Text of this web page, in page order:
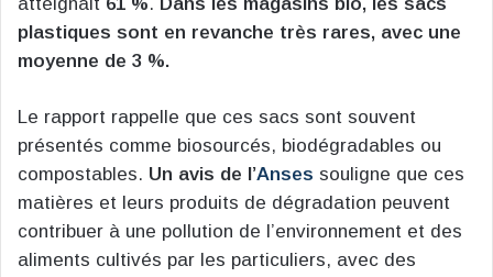
plastiques sont en revanche très rares, avec une
moyenne de 3 %.
Le rapport rappelle que ces sacs sont souvent
présentés comme biosourcés, biodégradables ou
compostables. Un avis de l’Anses souligne que ces
matières et leurs produits de dégradation peuvent
contribuer à une pollution de l’environnement et des
aliments cultivés par les particuliers, avec des